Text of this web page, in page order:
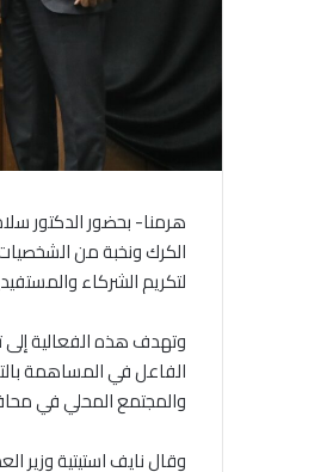
هرمنا- بحضور الدكتور
لتكريم الشركاء
وتهدف هذه الفعالية
الفاعل في المساهمة
والمجتمع المحلي في